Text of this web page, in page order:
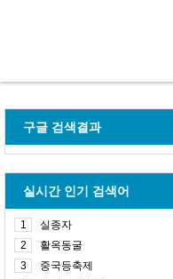
구글 검색결과
실시간 인기 검색어
1
실종자
2
활옥동굴
3
중국등축제